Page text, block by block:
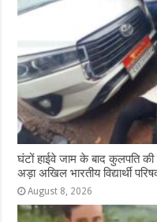
घंटों हाईवे जाम के बाद कुलपति
अड़ा अखिल भारतीय विद्यार्थी
August 8, 2026